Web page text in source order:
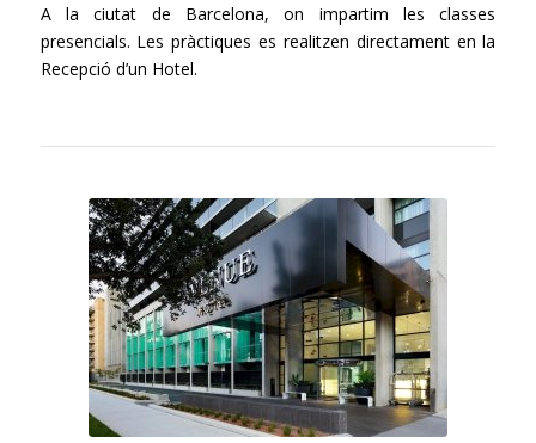
A la ciutat de Barcelona, on impartim les classes
presencials. Les pràctiques es realitzen directament en la
Recepció d’un Hotel.